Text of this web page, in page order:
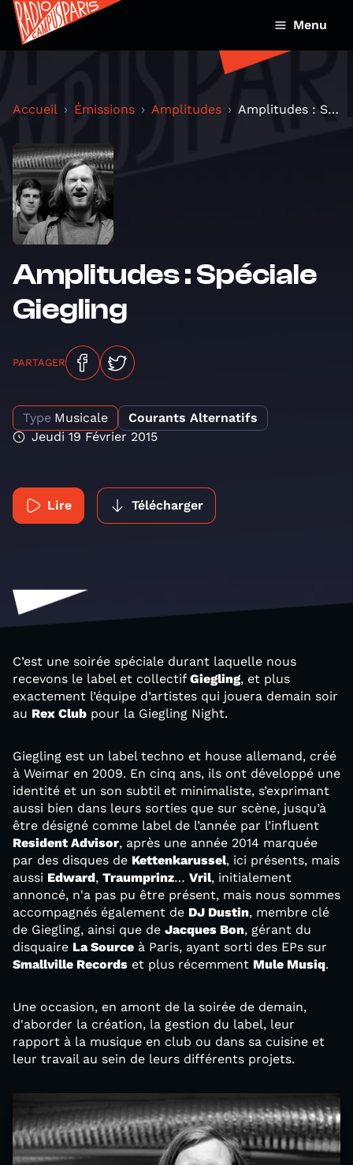
Menu
Accueil Émissions Amplitudes Amplitudes : Spéciale Giegling
Amplitudes : Spéciale
Giegling
PARTAGER
Type Musicale
Courants Alternatifs
Jeudi 19 Février 2015
Lire Télécharger
C’est une soirée spéciale durant laquelle nous
recevons le label et collectif Giegling, et plus
exactement l’équipe d’artistes qui jouera demain soir
au Rex Club pour la Giegling Night.
Giegling est un label techno et house allemand, créé
à Weimar en 2009. En cinq ans, ils ont développé une
identité et un son subtil et minimaliste, s’exprimant
aussi bien dans leurs sorties que sur scène, jusqu’à
être désigné comme label de l’année par l’influent
Resident Advisor, après une année 2014 marquée
par des disques de Kettenkarussel, ici présents, mais
aussi Edward, Traumprinz… Vril, initialement
annoncé, n'a pas pu être présent, mais nous sommes
accompagnés également de DJ Dustin, membre clé
de Giegling, ainsi que de Jacques Bon, gérant du
disquaire La Source à Paris, ayant sorti des EPs sur
Smallville Records et plus récemment Mule Musiq.
Une occasion, en amont de la soirée de demain,
d'aborder la création, la gestion du label, leur
rapport à la musique en club ou dans sa cuisine et
leur travail au sein de leurs différents projets.